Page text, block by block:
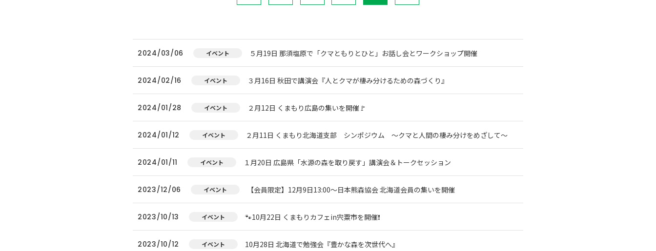
2024/03/06 イベント ５月19日 那須塩原で「クマともりとひと」お話し会とワークショップ開催
2024/02/16 イベント ３月16日 秋田で講演会『人とクマが棲み分けるための森づくり』
2024/01/28 イベント ２月12日 くまもり広島の集いを開催🚩
2024/01/12 イベント ２月11日 くまもり北海道支部 シンポジウム ～クマと人間の棲み分けをめざして～
2024/01/11 イベント １月20日 広島県「水源の森を取り戻す」講演会＆トークセッション
2023/12/06 イベント 【会員限定】12月9日13:00～日本熊森協会 北海道会員の集いを開催
2023/10/13 イベント 🐾10月22日 くまもりカフェin宍粟市を開催❗
2023/10/12 イベント 10月28日 北海道で勉強会『豊かな森を次世代へ』